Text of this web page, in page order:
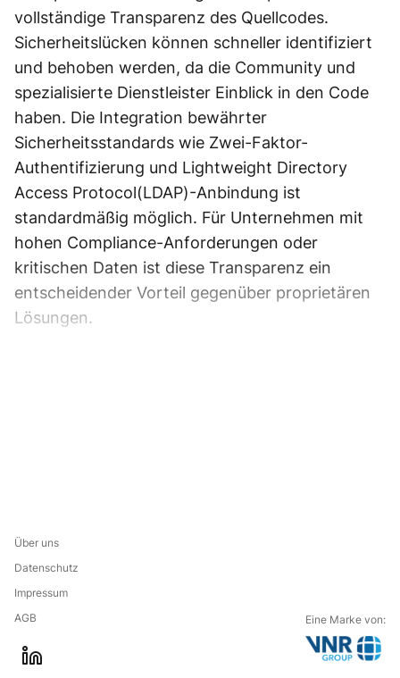
vollständige Transparenz des Quellcodes.
Sicherheitslücken können schneller identifiziert
und behoben werden, da die Community und
spezialisierte Dienstleister Einblick in den Code
haben. Die Integration bewährter
Sicherheitsstandards wie Zwei-Faktor-
Authentifizierung und Lightweight Directory
Access Protocol(LDAP)-Anbindung ist
standardmäßig möglich. Für Unternehmen mit
hohen Compliance-Anforderungen oder
kritischen Daten ist diese Transparenz ein
entscheidender Vorteil gegenüber proprietären
Lösungen.
Über uns
Datenschutz
Impressum
AGB
Eine Marke von: